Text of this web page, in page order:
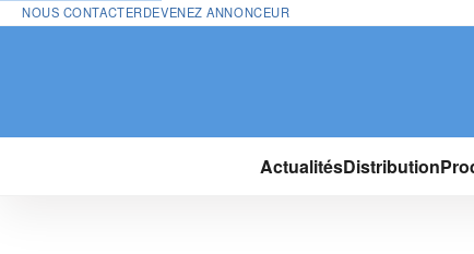
NOUS CONTACTERDEVENEZ ANNONCEUR
ActualitésDistribution